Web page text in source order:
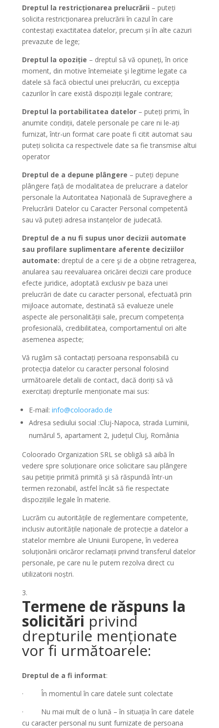
Dreptul la restricționarea prelucrării – puteți
solicita restricționarea prelucrării în cazul în care
contestați exactitatea datelor, precum și în alte cazuri
prevazute de lege;
Dreptul la opoziție – dreptul să vă opuneți, în orice
moment, din motive întemeiate şi legitime legate ca
datele să facă obiectul unei prelucrări, cu excepția
cazurilor în care există dispoziții legale contrare;
Dreptul la portabilitatea datelor– puteți primi, în
anumite condiții, datele personale pe care ni le-ați
furnizat, într-un format care poate fi citit automat sau
puteți solicita ca respectivele date sa fie transmise altui
operator
Dreptul de a depune plângere – puteți depune
plângere față de modalitatea de prelucrare a datelor
personale la Autoritatea Națională de Supraveghere a
Prelucrării Datelor cu Caracter Personal competentă
sau vă puteți adresa instanțelor de judecată.
Dreptul de a nu fi supus unor decizii automate
sau profilare suplimentare aferente deciziilor
automate: dreptul de a cere şi de a obține retragerea,
anularea sau reevaluarea oricărei decizii care produce
efecte juridice, adoptată exclusiv pe baza unei
prelucrări de date cu caracter personal, efectuată prin
mijloace automate, destinată să evalueze unele
aspecte ale personalității sale, precum competența
profesională, credibilitatea, comportamentul ori alte
asemenea aspecte;
Vă rugăm să contactați persoana responsabilă cu
protecţia datelor cu caracter personal folosind
următoarele detalii de contact, dacă doriți să vă
exercitați drepturile menționate mai sus:
E-mail: info@coloorado.de
Adresa sediului social :Cluj-Napoca, strada Luminii,
numărul 5, apartament 2, județul Cluj, România
Coloorado Organization SRL se obligă să aibă în
vedere spre soluționare orice solicitare sau plângere
sau petiție primită primită şi să răspundă într-un
termen rezonabil, astfel încât să fie respectate
dispozițiile legale în materie.
Lucrăm cu autoritățile de reglementare competente,
inclusiv autoritățile naționale de protecție a datelor a
statelor membre ale Uniunii Europene, în vederea
soluționării oricăror reclamații privind transferul datelor
personale, pe care nu le putem rezolva direct cu
utilizatorii noștri.
Termene de răspuns la
solicitări privind
drepturile menționate
vor fi următoarele:
Dreptul de a fi informat:
· În momentul în care datele sunt colectate
· Nu mai mult de o lună – în situația în care datele
cu caracter personal nu sunt furnizate de persoana